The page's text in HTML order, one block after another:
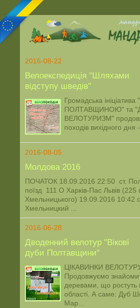
2016-08-22
Велоекспедиція "Шляхами
відступу шведів"
Громадська
ПОЛТАВЩИНОЮ" та
ВЕЛОТУРИЗМ"
походів вихідного дня -
2016-08-05
Молдова 2016
ПОЧАТОК 18.09.2016 22:50 ст.
поїзд 111 О Харків-Пас Львів (225
Хмельницького) 19.09.2016 10:42
Хмельницкий ...
2016-06-28
Дводенний велотур "Вікові
дуби Полтавщини"
ЦІКАВИНКИ
Продовжуємо
деревами, що ростуть
області. А саме: Дуб
Мар...